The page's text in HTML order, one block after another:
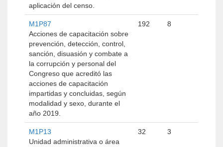
aplicación del censo.
M1P87
Acciones de capacitación sobre
prevención, detección, control,
sanción, disuasión y combate a
la corrupción y personal del
Congreso que acreditó las
acciones de capacitación
impartidas y concluidas, según
modalidad y sexo, durante el
año 2019.
192 8
M1P13
Unidad administrativa o área
32 3